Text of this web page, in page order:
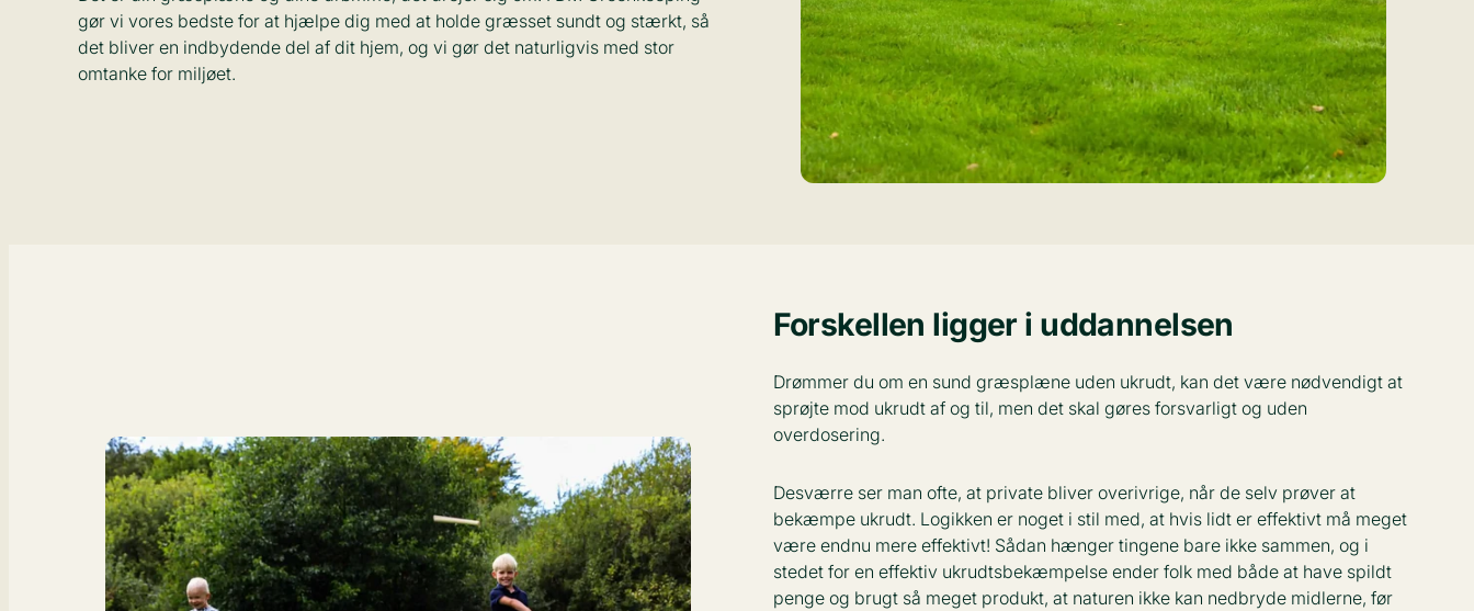
gør vi vores bedste for at hjælpe dig med at holde græsset sundt og stærkt, så
det bliver en indbydende del af dit hjem, og vi gør det naturligvis med stor
omtanke for miljøet.
Forskellen ligger i uddannelsen
Drømmer du om en sund græsplæne uden ukrudt, kan det være nødvendigt at
sprøjte mod ukrudt af og til, men det skal gøres forsvarligt og uden
overdosering.
Desværre ser man ofte, at private bliver overivrige, når de selv prøver at
bekæmpe ukrudt. Logikken er noget i stil med, at hvis lidt er effektivt må meget
være endnu mere effektivt! Sådan hænger tingene bare ikke sammen, og i
stedet for en effektiv ukrudtsbekæmpelse ender folk med både at have spildt
penge og brugt så meget produkt, at naturen ikke kan nedbryde midlerne, før